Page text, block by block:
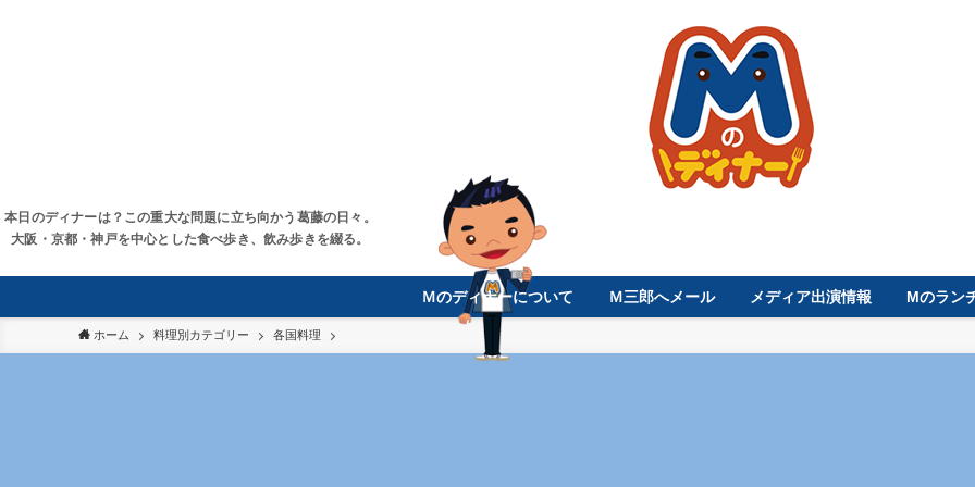
本日のディナーは？この重大な問題に立ち向かう葛藤の日々。
大阪・京都・神戸を中心とした食べ歩き、飲み歩きを綴る。
Ｍのディナーについて Ｍ三郎へメール メディア出演情報 Mのラン
ホーム 料理別カテゴリー 各国料理